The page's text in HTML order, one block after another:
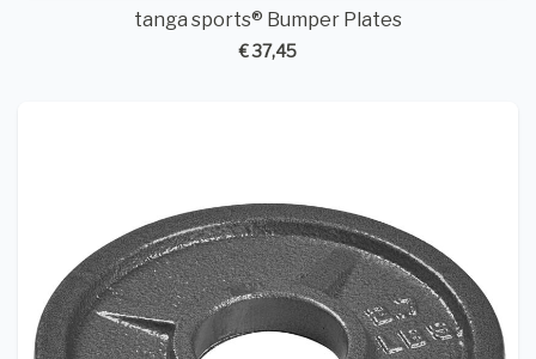
tanga sports® Bumper Plates
€ 37,45